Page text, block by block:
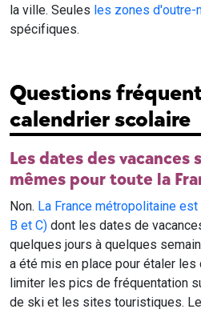
la ville. Seules les zones d'outre-
spécifiques.
Questions
calendrier scolaire
Les dates des vacances
mêmes pour toute la
Non. La France métropolitaine
B et C) dont les dates de
quelques jours à quelques
a été mis en place pour étaler
limiter les pics de fréquentation
de ski et les sites touristiques.